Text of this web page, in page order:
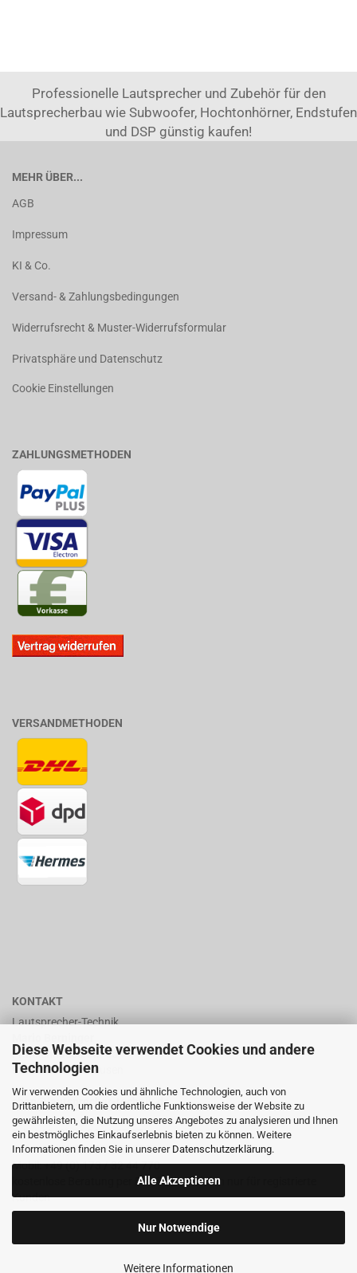
Diese Webseite verwendet Cookies und andere
Technologien
Wir verwenden Cookies und ähnliche Technologien, auch von
Drittanbietern, um die ordentliche Funktionsweise der Website zu
gewährleisten, die Nutzung unseres Angebotes zu analysieren und Ihnen
ein bestmögliches Einkaufserlebnis bieten zu können. Weitere
Informationen finden Sie in unserer Datenschutzerklärung.
Alle Akzeptieren
Nur Notwendige
Weitere Informationen
Professionelle Lautsprecher und Zubehör für den
Lautsprecherbau wie Subwoofer, Hochtonhörner, Endstufen
und DSP günstig kaufen!
MEHR ÜBER...
AGB
Impressum
KI & Co.
Versand- & Zahlungsbedingungen
Widerrufsrecht & Muster-Widerrufsformular
Privatsphäre und Datenschutz
Cookie Einstellungen
ZAHLUNGSMETHODEN
VERSANDMETHODEN
KONTAKT
Lautsprecher-Technik
Frankenhäuserstr. 65
99706 Sondershausen
shop@lautsprecher-technik.de
Tel.: +49 (0) 36 32 / 757 876
Fax: +49 (0) 36 32 / 757 875
Mobil: +49 (0) 173 / 32 44 770
kostenlose Beratung per Email oder Telefon nur für registrierte
Kunden